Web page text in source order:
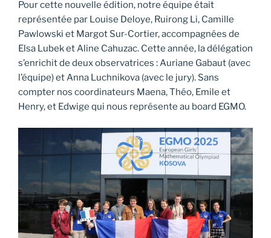
Pour cette nouvelle édition, notre équipe était
représentée par Louise Deloye, Ruirong Li, Camille
Pawlowski et Margot Sur-Cortier, accompagnées de
Elsa Lubek et Aline Cahuzac. Cette année, la délégation
s’enrichit de deux observatrices : Auriane Gabaut (avec
l’équipe) et Anna Luchnikova (avec le jury). Sans
compter nos coordinateurs Maena, Théo, Emile et
Henry, et Edwige qui nous représente au board EGMO.